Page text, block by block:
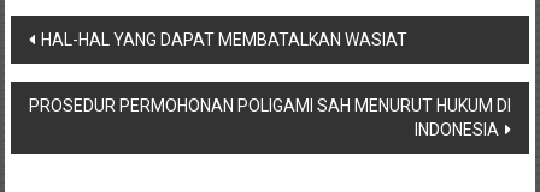
Riau/
Pekanbaru/
Bangkinang/
Duri/
Pangkal
Navigasi
pos
HAL-HAL YANG DAPAT MEMBATALKAN WASIAT
PROSEDUR PERMOHONAN POLIGAMI SAH MENURUT HUKUM DI
INDONESIA